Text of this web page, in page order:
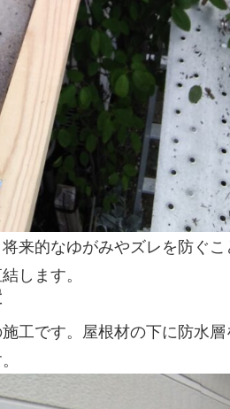
来的なゆがみやズレを防ぐ
します。
工です。屋根材の下に防水層